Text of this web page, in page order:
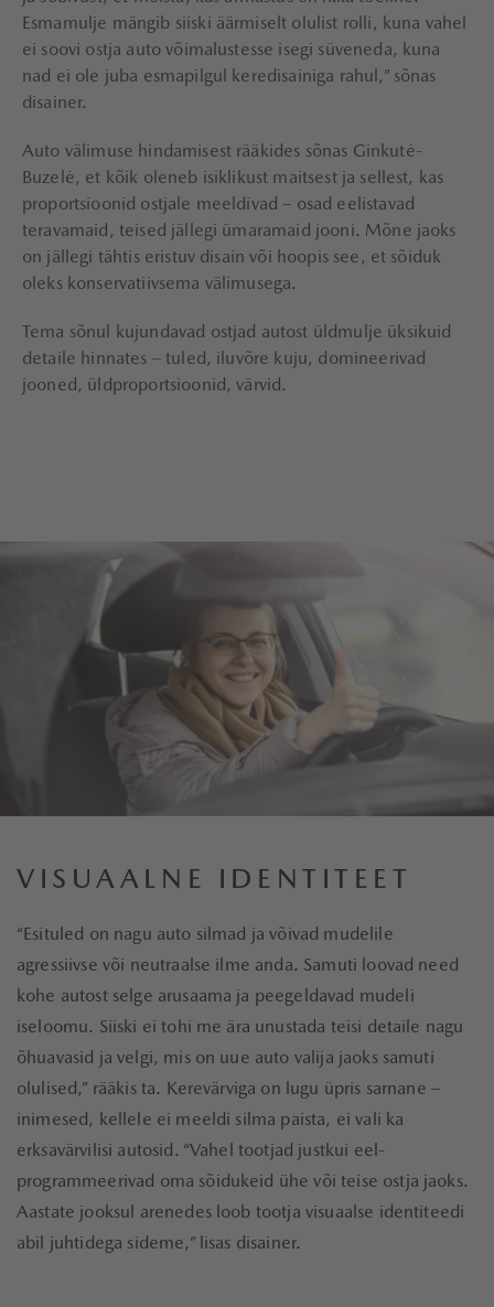
Esmamulje mängib siiski äärmiselt olulist rolli, kuna vahel
ei soovi ostja auto võimalustesse isegi süveneda, kuna
nad ei ole juba esmapilgul keredisainiga rahul,” sõnas
disainer.
Auto välimuse hindamisest rääkides sõnas Ginkutė-
Buzelė, et kõik oleneb isiklikust maitsest ja sellest, kas
proportsioonid ostjale meeldivad – osad eelistavad
teravamaid, teised jällegi ümaramaid jooni. Mõne jaoks
on jällegi tähtis eristuv disain või hoopis see, et sõiduk
oleks konservatiivsema välimusega.
Tema sõnul kujundavad ostjad autost üldmulje üksikuid
detaile hinnates – tuled, iluvõre kuju, domineerivad
jooned, üldproportsioonid, värvid.
VISUAALNE IDENTITEET
“Esituled on nagu auto silmad ja võivad mudelile
agressiivse või neutraalse ilme anda. Samuti loovad need
kohe autost selge arusaama ja peegeldavad mudeli
iseloomu. Siiski ei tohi me ära unustada teisi detaile nagu
õhuavasid ja velgi, mis on uue auto valija jaoks samuti
olulised,” rääkis ta. Kerevärviga on lugu üpris sarnane –
inimesed, kellele ei meeldi silma paista, ei vali ka
erksavärvilisi autosid. “Vahel tootjad justkui eel-
programmeerivad oma sõidukeid ühe või teise ostja jaoks.
Aastate jooksul arenedes loob tootja visuaalse identiteedi
abil juhtidega sideme,” lisas disainer.